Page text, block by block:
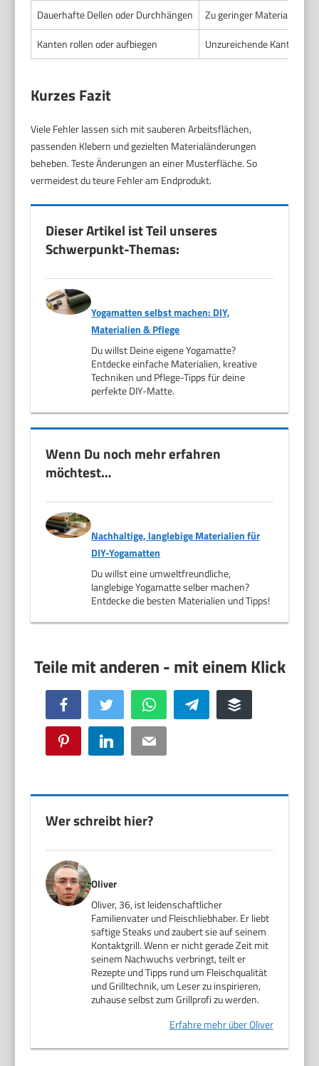
Dauerhafte Dellen oder Durchhängen
Zu geringer
Kanten rollen oder aufbiegen
Unzureichende
Kurzes Fazit
Viele Fehler lassen sich mit sauberen Arbeitsflächen,
passenden Klebern und gezielten Materialänderungen
beheben. Teste Änderungen an einer Musterfläche. So
vermeidest du teure Fehler am Endprodukt.
Dieser Artikel ist Teil unseres
Schwerpunkt-Themas:
Yogamatten selbst machen: DIY,
Materialien & Pflege
Du willst Deine eigene Yogamatte?
Entdecke einfache Materialien, kreative
Techniken und Pflege-Tipps für deine
perfekte DIY-Matte.
Wenn Du noch mehr erfahren
möchtest…
Nachhaltige, langlebige Materialien für
DIY-Yogamatten
Du willst eine umweltfreundliche,
langlebige Yogamatte selber machen?
Entdecke die besten Materialien und Tipps!
Facebook Twitter WhatsApp Telegram Buffer
Pinterest LinkedIn Email
Wer schreibt hier?
Oliver
Oliver, 36, ist leidenschaftlicher
Familienvater und Fleischliebhaber. Er liebt
saftige Steaks und zaubert sie auf seinem
Kontaktgrill. Wenn er nicht gerade Zeit mit
seinem Nachwuchs verbringt, teilt er
Rezepte und Tipps rund um Fleischqualität
und Grilltechnik, um Leser zu inspirieren,
zuhause selbst zum Grillprofi zu werden.
Erfahre mehr über Oliver